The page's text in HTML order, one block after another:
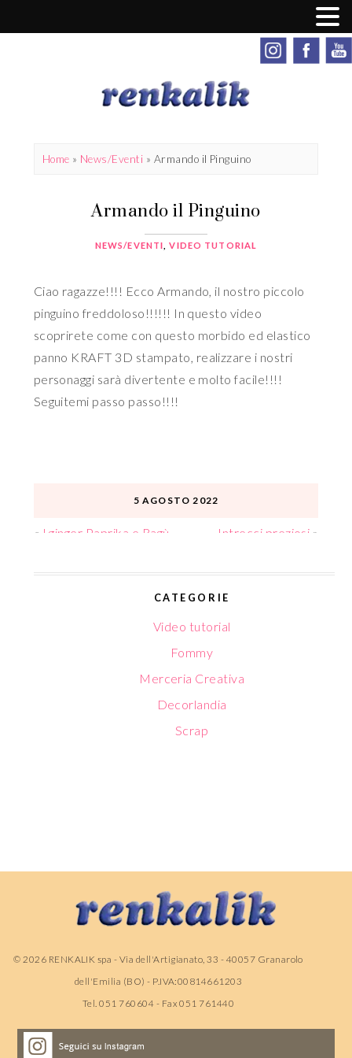
Home » News/Eventi » Armando il Pinguino
Armando il Pinguino
NEWS/EVENTI ,VIDEO TUTORIAL
Ciao ragazze!!!! Ecco Armando, il nostro piccolo
pinguino freddoloso!!!!!! In questo video
scoprirete come con questo morbido ed elastico
panno KRAFT 3D stampato, realizzare i nostri
personaggi sarà divertente e molto facile!!!!
Seguitemi passo passo!!!!
5 AGOSTO 2022
« I ginger Paprika e Ragù Intrecci preziosi »
CATEGORIE
Video tutorial
Fommy
Merceria Creativa
Decorlandia
Scrap
© 2026 RENKALIK spa - Via dell'Artigianato, 33 - 40057 Granarolo
dell'Emilia (BO) - P.IVA:00814661203
Tel. 051 760604 - Fax 051 761440